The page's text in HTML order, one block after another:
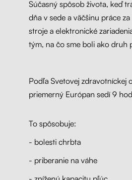
Súčasný spôsob života, keď
dňa v sede a väčšinu práce
stroje a elektronické
tým, na čo sme boli ako druh
Podľa Svetovej zdravotníckej
priemerný Európan sedí 9
To spôsobuje:
- bolesti chrbta
- priberanie na váhe